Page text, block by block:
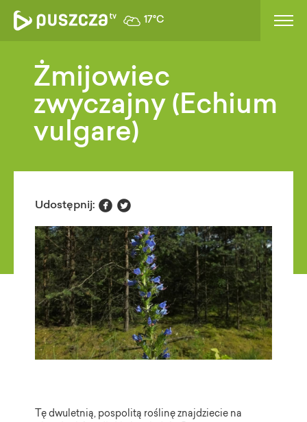
17°C
Żmijowiec
zwyczajny (Echium
vulgare)
Udostępnij:  
Tę dwuletnią, pospolitą roślinę znajdziecie na